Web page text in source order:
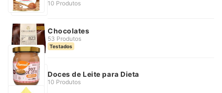
10 Produtos
Chocolates
53 Produtos
Testados
Doces de Leite para Dieta
10 Produtos